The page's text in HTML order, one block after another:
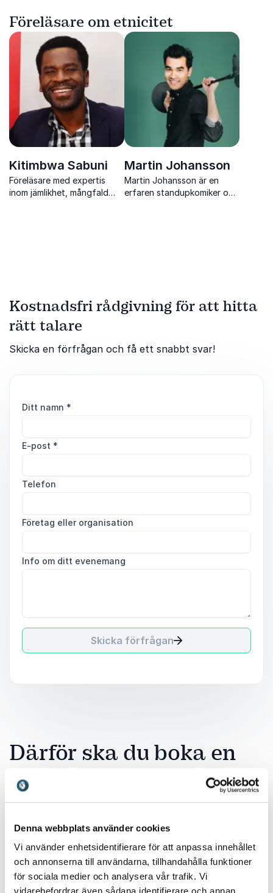
Denna webbplats använder cookies
Vi använder enhetsidentifierare för att anpassa innehållet
och annonserna till användarna, tillhandahålla funktioner
för sociala medier och analysera vår trafik. Vi
Föreläsare om etnicitet
Kitimbwa Sabuni
Föreläsare med expertis
inom jämlikhet, mångfald
Martin Johansson
Martin Johansson är en
erfaren standupkomiker och
Kostnadsfri rådgivning för att hitta
rätt talare
Skicka en förfrågan och få ett snabbt svar!
Ditt namn *
E-post *
Telefon
Företag eller organisation
Info om ditt evenemang
Skicka förfrågan
Därför ska du boka en
föreläsning om etnicitet
den mångfald av kulturer, traditioner och
erfarenheter som finns i världen. På en globaliserad
arbetsmarknad är förståelsen för olika etniska
bakgrunder avgörande för att skapa inkluderande
och framgångsrika arbetsmiljöer. Genom att boka en